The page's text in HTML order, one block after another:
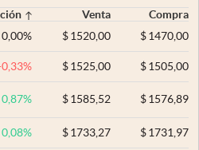
Venta
Compra
0,00% $ 1520,00 $1470,00
% $ 1525,00 $1505,00
0,87% $ 1585,52 $1576,89
0,08% $ 1733,27 $1731,97